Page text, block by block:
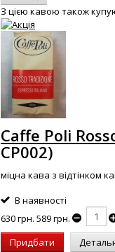
З цією кавою також
Caffe Poli
CP002)
міцна кава з відтінком
В наявності
630 грн. 589 грн.
Придбати